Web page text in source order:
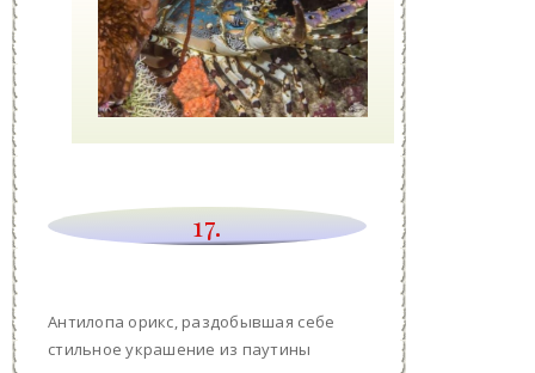
17.
Антилопа орикс, раздобывшая себе
стильное украшение из паутины